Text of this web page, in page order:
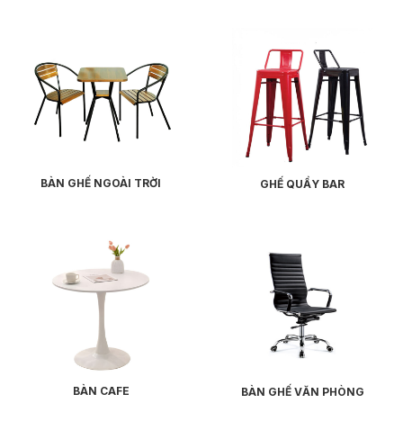
BÀN GHẾ NGOÀI TRỜI GHẾ QUẦY BAR
BÀN CAFE BÀN GHẾ VĂN PHÒNG